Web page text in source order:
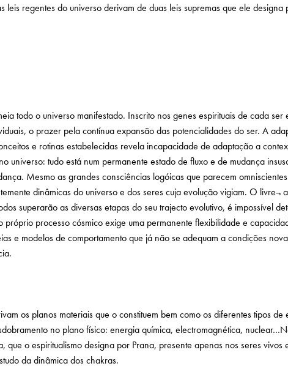
regentes do universo derivam de duas leis supremas que ele designa
todo o universo manifestado. Inscrito nos genes espirituais de cada
o prazer pela contínua expansão das potencialidades do ser. A
e rotinas estabelecidas revela incapacidade de adaptação a
universo: tudo está num permanente estado de fluxo e de mudança
Mesmo as grandes consciências logóicas que parecem
dinâmicas do universo e dos seres cuja evolução vigiam. O
superarão as diversas etapas do seu trajecto evolutivo, é impossível
processo cósmico exige uma permanente flexibilidade e
e modelos de comportamento que já não se adequam a condições
os planos materiais que o constituem bem como os diferentes tipos
no plano físico: energia química, electromagnética,
o espiritualismo designa por Prana, presente apenas nos seres
da dinâmica dos chakras.